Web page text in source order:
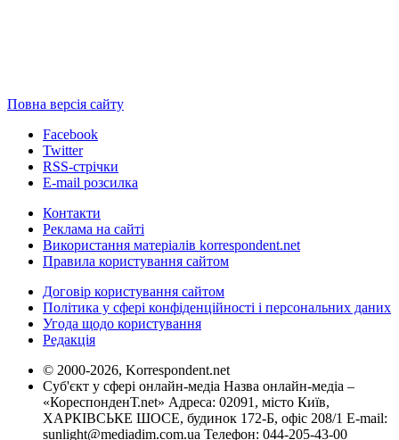
Повна версія сайту
Facebook
Twitter
RSS-стрічки
E-mail розсилка
Контакти
Реклама на сайті
Використання матеріалів korrespondent.net
Правила користування сайтом
Договір користування сайтом
Політика у сфері конфіденційності і персональних даних
Угода щодо користування
Редакція
© 2000-2026, Korrespondent.net
Суб'єкт у сфері онлайн-медіа Назва онлайн-медіа –
«КореспонденТ.net» Адреса: 02091, місто Київ,
ХАРКІВСЬКЕ ШОСЕ, будинок 172-Б, офіс 208/1 E-mail:
sunlight@mediadim.com.ua Телефон: 044-205-43-00